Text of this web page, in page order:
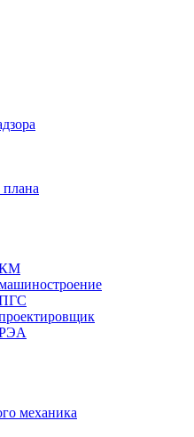
КМ
ПГС
механика